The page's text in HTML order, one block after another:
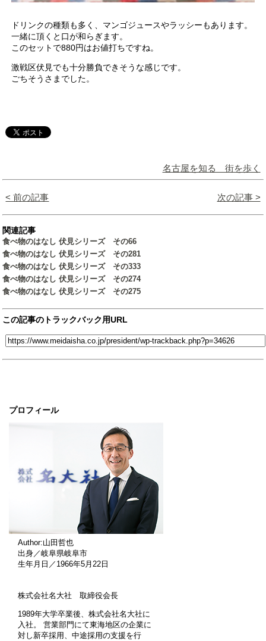
プロフィール
Author:山田哲也
出身／岐阜県岐阜市
生年月日／1966年5月22日
株式会社名大社 取締役会長
1989年大学卒業後、株式会社名大社に
入社。 営業部門にて東海地区の企業に
対し新卒採用、中途採用の支援を行
ドリンクの種類も多く、マンゴジュースやラッシーもあります。
一緒に頂くと口が和らぎます。
このセットで880円はお値打ちですね。
激戦区伏見でも十分勝負できそうな感じです。
ごちそうさまでした。
名古屋を知る 街を歩く
< 前の記事 次の記事 >
関連記事
食べ物のはなし 伏見シリーズ その66
食べ物のはなし 伏見シリーズ その281
食べ物のはなし 伏見シリーズ その333
食べ物のはなし 伏見シリーズ その274
食べ物のはなし 伏見シリーズ その275
この記事のトラックバック用URL